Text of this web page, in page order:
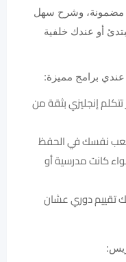
مضمونة، وشرح سهل
أو عندك خلفية
برامج مميزة:
إنجليزي بثقة من
نفسك في الحفظ
كانت مدرسية أو
تقييم دوري عشان